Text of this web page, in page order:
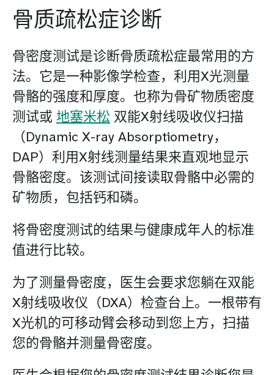
骨质疏松症诊断
骨密度测试是诊断骨质疏松症最常用的方
法。它是一种影像学检查，利用X光测量
骨骼的强度和厚度。也称为骨矿物质密度
测试或 地塞米松 双能X射线吸收仪扫描
（Dynamic X-ray Absorptiometry，
DAP）利用X射线测量结果来直观地显示
骨骼密度。该测试间接读取骨骼中必需的
矿物质，包括钙和磷。
将骨密度测试的结果与健康成年人的标准
值进行比较。
为了测量骨密度，医生会要求您躺在双能
X射线吸收仪（DXA）检查台上。一根带有
X光机的可移动臂会移动到您上方，扫描
您的骨骼并测量骨密度。